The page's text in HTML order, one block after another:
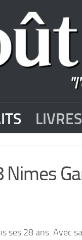
LIVRES
ses 28 ans. Avec